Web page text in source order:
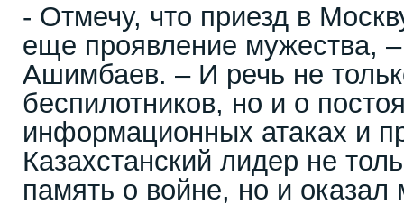
- Отмечу, что приезд в
еще проявление мужества,
Ашимбаев. – И речь не
беспилотников, но и о
информационных атаках и
Казахстанский лидер не
память о войне, но и